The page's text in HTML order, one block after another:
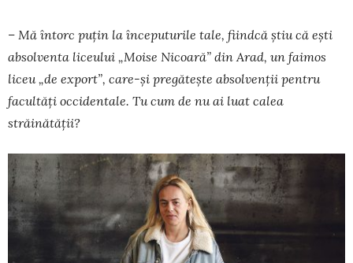
– Mă întorc puțin la începuturile tale, fiindcă știu că ești
absolventa liceului „Moise Nicoară” din Arad, un faimos
liceu „de export”, care-și pre­gă­tește absolvenții pentru
facultăți occidentale. Tu cum de nu ai luat calea
străinătății?